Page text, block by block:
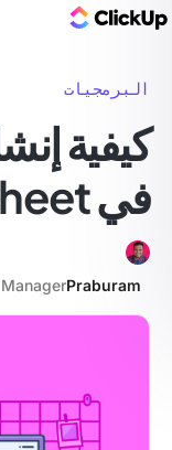
البرمجيات
كيفية
في Smartsheet
Praburam